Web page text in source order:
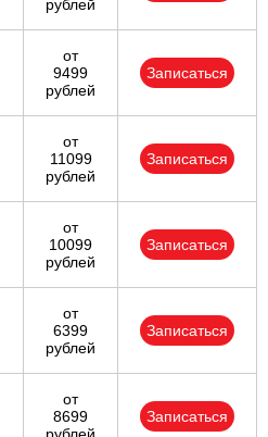
рублей
от
9499
рублей
Записаться
от
11099
рублей
Записаться
от
10099
рублей
Записаться
от
6399
рублей
Записаться
от
8699
Записаться